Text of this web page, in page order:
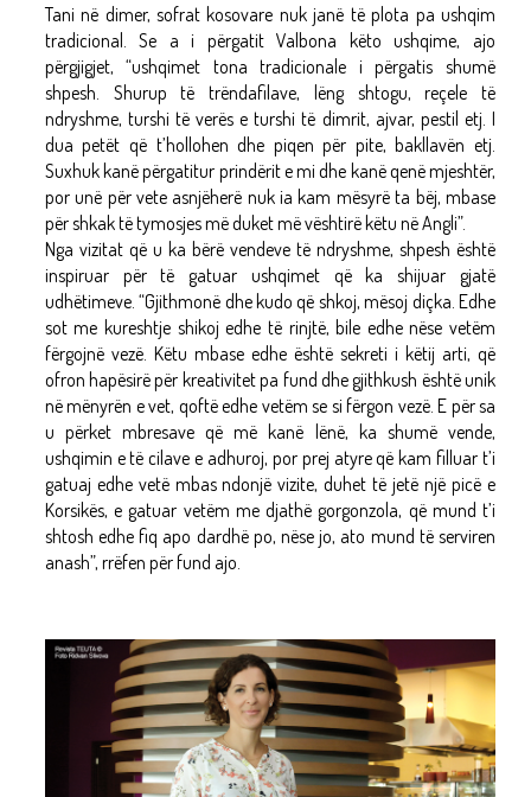
Tani në dimer, sofrat kosovare nuk janë të plota pa ushqim
tradicional. Se a i përgatit Valbona këto ushqime, ajo
përgjigjet, “ushqimet tona tradicionale i përgatis shumë
shpesh. Shurup të trëndafilave, lëng shtogu, reçele të
ndryshme, turshi të verës e turshi të dimrit, ajvar, pestil etj. I
dua petët që t’hollohen dhe piqen për pite, bakllavën etj.
Suxhuk kanë përgatitur prindërit e mi dhe kanë qenë mjeshtër,
por unë për vete asnjëherë nuk ia kam mësyrë ta bëj, mbase
për shkak të tymosjes më duket më vështirë këtu në Angli”.
Nga vizitat që u ka bërë vendeve të ndryshme, shpesh është
inspiruar për të gatuar ushqimet që ka shijuar gjatë
udhëtimeve. “Gjithmonë dhe kudo që shkoj, mësoj diçka. Edhe
sot me kureshtje shikoj edhe të rinjtë, bile edhe nëse vetëm
fërgojnë vezë. Këtu mbase edhe është sekreti i këtij arti, që
ofron hapësirë për kreativitet pa fund dhe gjithkush është unik
në mënyrën e vet, qoftë edhe vetëm se si fërgon vezë. E për sa
u përket mbresave që më kanë lënë, ka shumë vende,
ushqimin e të cilave e adhuroj, por prej atyre që kam filluar t’i
gatuaj edhe vetë mbas ndonjë vizite, duhet të jetë një picë e
Korsikës, e gatuar vetëm me djathë gorgonzola, që mund t’i
shtosh edhe fiq apo dardhë po, nëse jo, ato mund të serviren
anash”, rrëfen për fund ajo.